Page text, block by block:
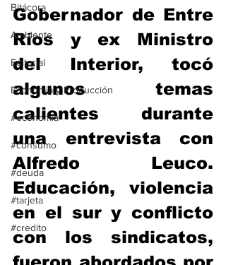
Bitácora
Ambiente
Editorial
Economía y Producción
#economia
#consumo
#deuda
#tarjeta
#credito
Gobernador de Entre
Ríos y ex Ministro
del Interior, tocó
algunos temas
calientes durante
una entrevista con
Alfredo Leuco.
Educación, violencia
en el sur y conflicto
con los sindicatos,